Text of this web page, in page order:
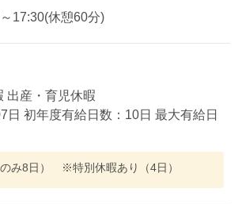
17:30(休憩60分)
出産・育児休暇
日 初年度有給日数：10日 最大有給日
み8日） ※特別休暇あり（4日）